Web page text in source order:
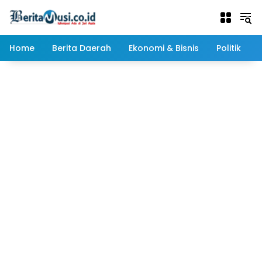
Home
Berita Daerah Ekonomi & Bisnis Politik